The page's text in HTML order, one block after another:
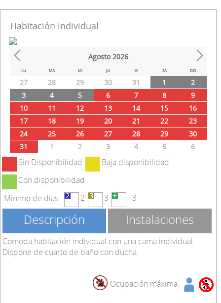
Habitación individual
Prev Next
Agosto 2026
LU MA MI JU VI SÁ DO
27 28 29 30 31 1
2
3
4 5 6 7 8
9
10
11 12 13 14 15
16
17
18 19 20 21 22
23
24
25 26 27 28 29
30
31
1 2 3 4 5 6
Sin Disponibilidad
Baja disponibilidad
Con disponibilidad
Mínimo de días:
2 3 +3
Descripción Instalaciones
Cómoda habitación individual con una cama individual.
Dispone de cuarto de baño con ducha.
Ocupación máxima: